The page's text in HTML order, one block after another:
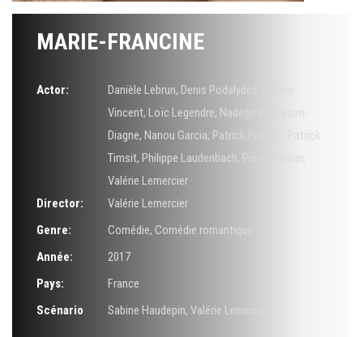
MARIE-FRANCINE
Actor: Danièle Lebrun, Denis Podalydès
Vincent, Loïc Legendre, Nadège Beausson-
Diagne, Nanou Garcia, Patrick Préjean
Patrick
Timsit, Philippe Laudenbach,
Valérie Lemercier
Director:
Valérie Lemercier
Genre:
Comédie, Comédie romantique
Année:
2017
Pays:
France
Scénario
Sabine Haudepin, Valérie Lemercier